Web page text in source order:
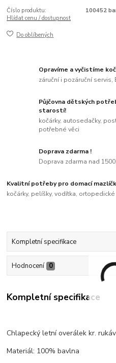
Číslo produktu:
100452
Hlídat cenu / dostupnost
Do oblíbených
Opravíme a vyčistíme
záruční i pozáruční servis,
Půjčovna dětských
starostí!
kočárky, autosedačky,
potřebné věci
Doprava zdarma !
Doprava zdarma nad
Kvalitní potřeby pro domací
kočárky, pelíšky, vodítka,
Kompletní specifikace
Hodnocení 0
Kompletní specifikace
Chlapecký letní overálek kr.
Materiál: 100% bavlna